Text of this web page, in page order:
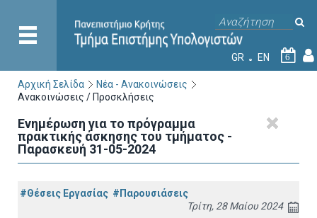
GR EN 6
Αρχική Σελίδα
Νέα - Ανακοινώσεις
Ανακοινώσεις / Προσκλήσεις
Ενημέρωση για το πρόγραμμα
πρακτικής άσκησης του τμήματος -
Παρασκευή 31-05-2024
#Θέσεις Εργασίας #Παρουσιάσεις
Τρίτη, 28 Μαίου 2024